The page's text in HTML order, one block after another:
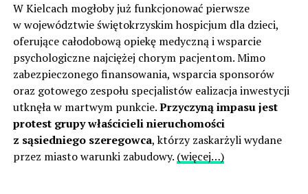
W Kielcach mogłoby już funkcjonować pierwsze
w województwie świętokrzyskim hospicjum dla dzieci,
oferujące całodobową opiekę medyczną i wsparcie
psychologiczne najciężej chorym pacjentom. Mimo
zabezpieczonego finansowania, wsparcia sponsorów
oraz gotowego zespołu specjalistów ealizacja inwestycji
utknęła w martwym punkcie.Przyczyną impasu jest
protest grupy właścicieli nieruchomości
z sąsiedniego szeregowca, którzy zaskarżyli wydane
przez miasto warunki zabudowy. (więcej…)